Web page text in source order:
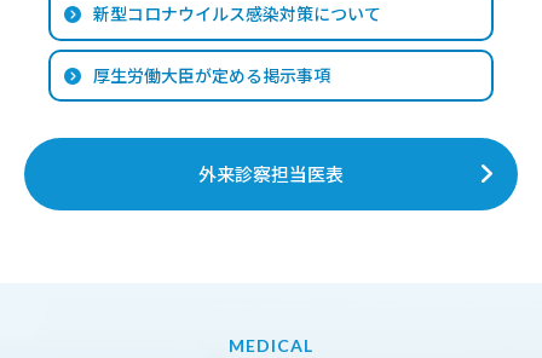
新型コロナウイルス感染対策について
厚生労働大臣が定める掲示事項
外来診察担当医表
MEDICAL